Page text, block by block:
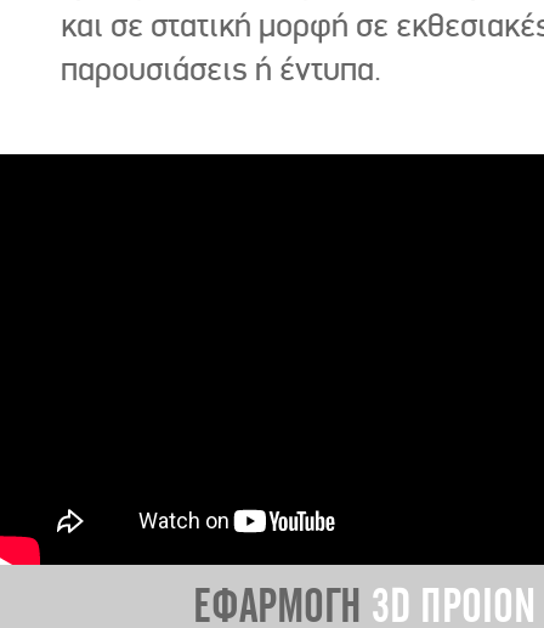
και σε στατική μορφή σε
παρουσιάσεις ή έντυπα.
ΕΦΑΡΜΟΓΗ 3D ΠΡΟΙΟΝ